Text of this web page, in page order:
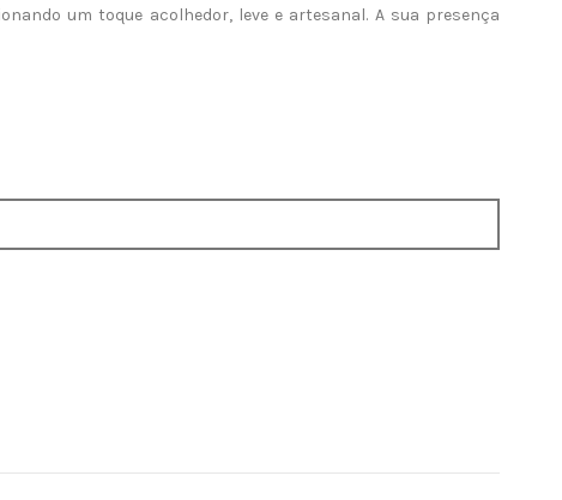
um toque acolhedor, leve e artesanal. A sua presença